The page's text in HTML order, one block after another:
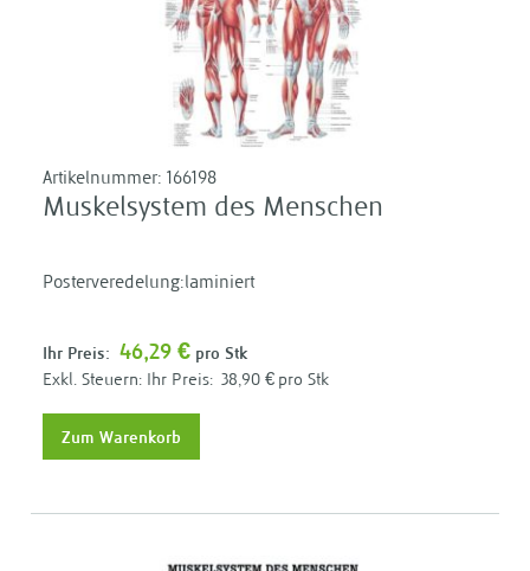
Artikelnummer: 166198
Muskelsystem des Menschen
Posterveredelung:laminiert
Ihr Preis: 46,29 € pro Stk
Ihr Preis: 38,90 € pro Stk
Zum Warenkorb